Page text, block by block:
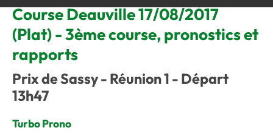
Course Deauville 17/08/2017
(Plat) - 3ème course, pronostics et
rapports
Prix de Sassy - Réunion 1 - Départ
13h47
Turbo Prono